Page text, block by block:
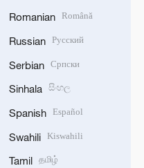
Romanian Română
Russian Русский
Serbian Српски
Sinhala සිංහල
Spanish Español
Swahili Kiswahili
Tamil தமிழ்